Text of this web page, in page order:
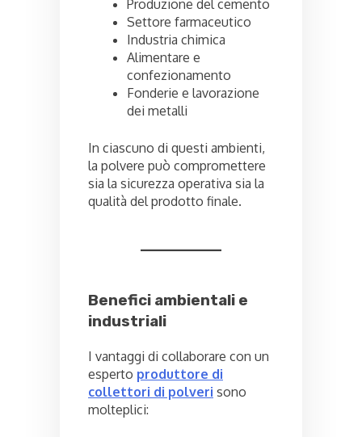
Produzione del cemento
Settore farmaceutico
Industria chimica
Alimentare e
confezionamento
Fonderie e lavorazione
dei metalli
In ciascuno di questi ambienti,
la polvere può compromettere
sia la sicurezza operativa sia la
qualità del prodotto finale.
Benefici ambientali e
industriali
I vantaggi di collaborare con un
esperto produttore di
collettori di polveri sono
molteplici: